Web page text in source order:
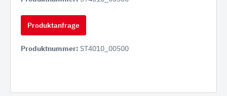
Produktanfrage
Produktnummer: ST4010_00500